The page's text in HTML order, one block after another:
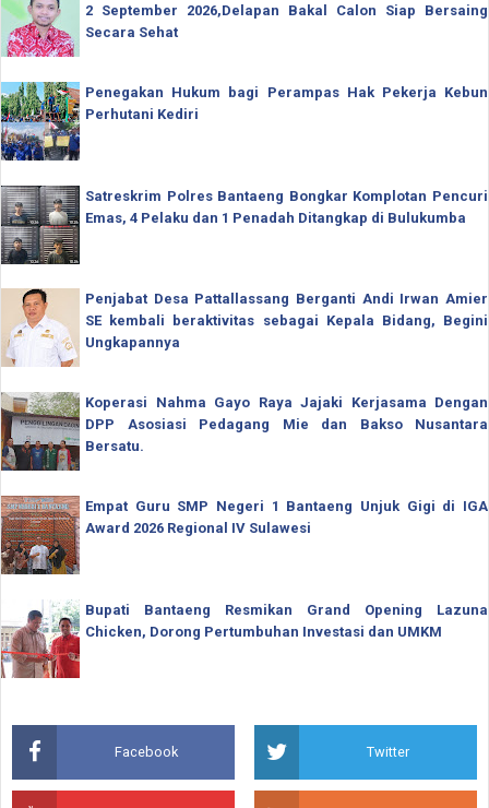
2 September 2026,Delapan Bakal Calon Siap Bersaing
Secara Sehat
Penegakan Hukum bagi Perampas Hak Pekerja Kebun
Perhutani Kediri
Satreskrim Polres Bantaeng Bongkar Komplotan Pencuri
Emas, 4 Pelaku dan 1 Penadah Ditangkap di Bulukumba
Penjabat Desa Pattallassang Berganti Andi Irwan Amier
SE kembali beraktivitas sebagai Kepala Bidang, Begini
Ungkapannya
Koperasi Nahma Gayo Raya Jajaki Kerjasama Dengan
DPP Asosiasi Pedagang Mie dan Bakso Nusantara
Bersatu.
Empat Guru SMP Negeri 1 Bantaeng Unjuk Gigi di IGA
Award 2026 Regional IV Sulawesi
Bupati Bantaeng Resmikan Grand Opening Lazuna
Chicken, Dorong Pertumbuhan Investasi dan UMKM
Facebook Twitter